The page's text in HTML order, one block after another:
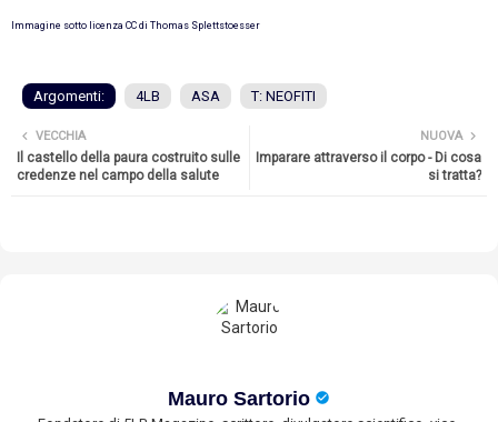
Immagine sotto licenza CC di Thomas Splettstoesser
Argomenti: 4LB ASA T: NEOFITI
NUOVA
Imparare attraverso il corpo - Di cosa
si tratta?
VECCHIA
Il castello della paura costruito sulle
credenze nel campo della salute
Mauro Sartorio